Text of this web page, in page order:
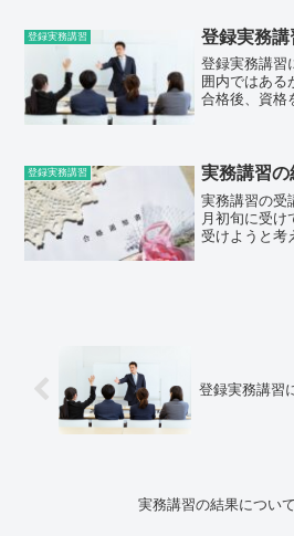
登録実務講習 登録実務講
登録実務講習
囲内ではある
合格後、資格
か？まず、宅
登録実務講習 実務講習の
実務講習の受
月初旬に受け
受けようと考
登録実務講習
実務講習の結果について